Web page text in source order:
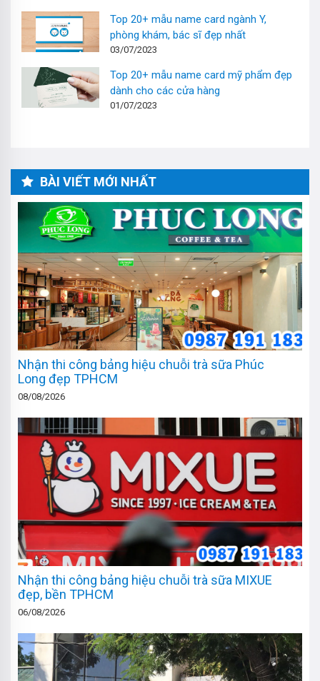
Top 20+ mẫu name card ngành Y,
phòng khám, bác sĩ đẹp nhất
03/07/2023
Top 20+ mẫu name card mỹ phẩm đẹp
dành cho các cửa hàng
01/07/2023
BÀI VIẾT MỚI NHẤT
Nhận thi công bảng hiệu chuỗi trà sữa Phúc
Long đẹp TPHCM
08/08/2026
Nhận thi công bảng hiệu chuỗi trà sữa MIXUE
đẹp, bền TPHCM
06/08/2026